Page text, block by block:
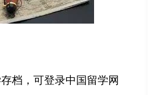
档，可登录中国留学网